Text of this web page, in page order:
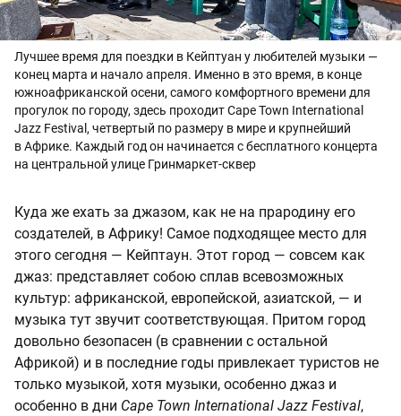
Лучшее время для поездки в Кейптуан у любителей музыки —
конец марта и начало апреля. Именно в это время, в конце
южноафриканской осени, самого комфортного времени для
прогулок по городу, здесь проходит Cape Town International
Jazz Festival, четвертый по размеру в мире и крупнейший
в Африке. Каждый год он начинается с бесплатного концерта
на центральной улице Гринмаркет-сквер
Куда же ехать за джазом, как не на прародину его
создателей, в Африку! Самое подходящее место для
этого сегодня — Кейптаун. Этот город — совсем как
джаз: представляет собою сплав всевозможных
культур: африканской, европейской, азиатской, — и
музыка тут звучит соответствующая. Притом город
довольно безопасен (в сравнении с остальной
Африкой) и в последние годы привлекает туристов не
только музыкой, хотя музыки, особенно джаз и
особенно в дни Cape Town International Jazz Festival,